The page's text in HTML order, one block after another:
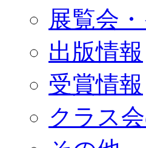
展覧会
出版情報
受賞情報
クラス